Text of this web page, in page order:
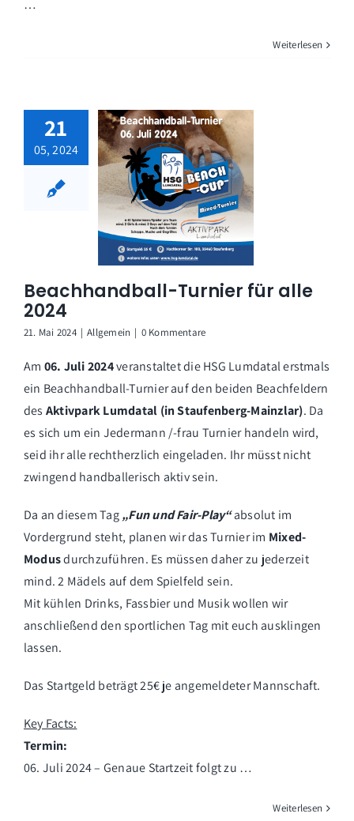
…
Weiterlesen
21
05, 2024
Beachhandball-Turnier für alle
2024
21. Mai 2024 | Allgemein | 0 Kommentare
Am 06. Juli 2024veranstaltet die HSG Lumdatal erstmals
ein Beachhandball-Turnier auf den beiden Beachfeldern
des Aktivpark Lumdatal (in Staufenberg-Mainzlar). Da
es sich um ein Jedermann /-frau Turnier handeln wird,
seid ihr alle rechtherzlich eingeladen. Ihr müsst nicht
zwingend handballerisch aktiv sein.
Da an diesem Tag„Fun und Fair-Play“absolut im
Vordergrund steht, planen wir das Turnier im Mixed-
Modusdurchzuführen. Es müssen daher zu jederzeit
mind. 2 Mädels auf dem Spielfeld sein.
Mit kühlen Drinks, Fassbier und Musik wollen wir
anschließend den sportlichen Tag mit euch ausklingen
lassen.
Das Startgeld beträgt 25€ je angemeldeter Mannschaft.
Key Facts:
Termin:
06. Juli 2024 – Genaue Startzeit folgt zu …
Weiterlesen